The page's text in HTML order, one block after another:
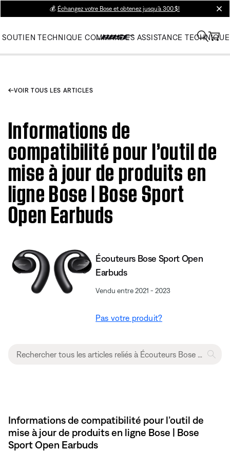
💰 Échangez votre Bose et obtenez jusqu’à 300 $!
SOUTIEN TECHNIQUE COMMANDES ASSISTANCE TECHNIQUE
VOIR TOUS LES ARTICLES
Informations de
compatibilité pour l’outil de
mise à jour de produits en
ligne Bose | Bose Sport
Open Earbuds
Écouteurs Bose Sport Open
Earbuds
Vendu entre 2021 - 2023
Pas votre produit?
Informations de compatibilité pour l’outil de
mise à jour de produits en ligne Bose | Bose
Sport Open Earbuds